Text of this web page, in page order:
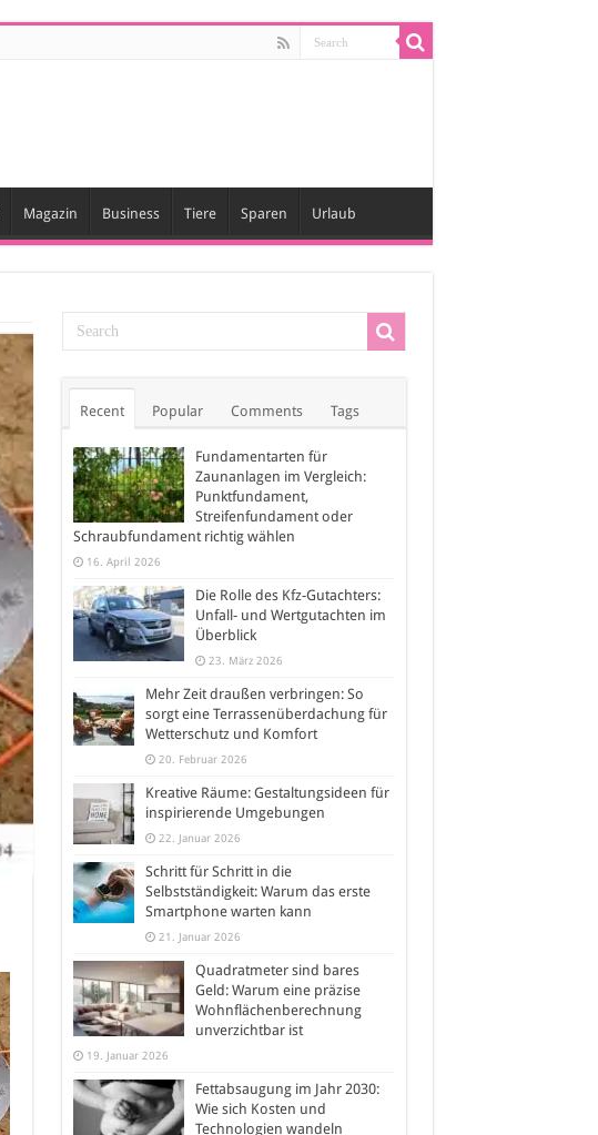
Magazin Business Tiere Sparen Urlaub
Recent Popular Comments Tags
Fundamentarten für
Zaunanlagen im Vergleich:
Punktfundament,
Streifenfundament oder
Schraubfundament richtig wählen
16. April 2026
Die Rolle des Kfz-Gutachters:
Unfall- und Wertgutachten im
Überblick
23. März 2026
Mehr Zeit draußen verbringen: So
sorgt eine Terrassenüberdachung für
Wetterschutz und Komfort
20. Februar 2026
Kreative Räume: Gestaltungsideen für
inspirierende Umgebungen
22. Januar 2026
Schritt für Schritt in die
Selbstständigkeit: Warum das erste
Smartphone warten kann
21. Januar 2026
Quadratmeter sind bares
Geld: Warum eine präzise
Wohnflächenberechnung
unverzichtbar ist
19. Januar 2026
Fettabsaugung im Jahr 2030:
Wie sich Kosten und
Technologien wandeln